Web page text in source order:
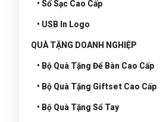
• Sổ Sạc Cao Cấp
• USB In Logo
QUÀ TẶNG DOANH NGHIỆP
• Bộ Quà Tặng Để Bàn Cao Cấp
• Bộ Quà Tặng Giftset Cao Cấp
• Bộ Quà Tặng Sổ Tay